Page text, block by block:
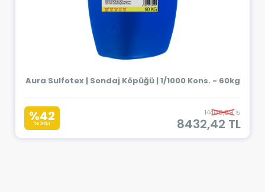
Aura Sulfotex | Sondaj Köpüğü | 1/1000 Kons. - 60kg
%42
İNDİRİM
14480,89 ₺
8432,42 TL